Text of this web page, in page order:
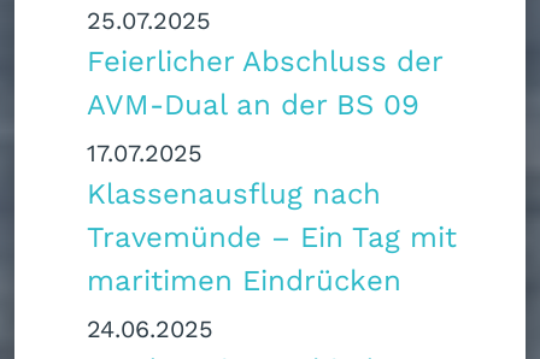
24.06.2025
17.07.2025
Klassenausflug nach
Travemünde – Ein Tag mit
maritimen Eindrücken
25.07.2025
Feierlicher Abschluss der
AVM-Dual an der BS 09